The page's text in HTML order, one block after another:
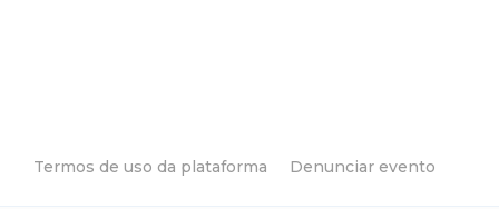
Termos de uso da plataforma Denunciar evento